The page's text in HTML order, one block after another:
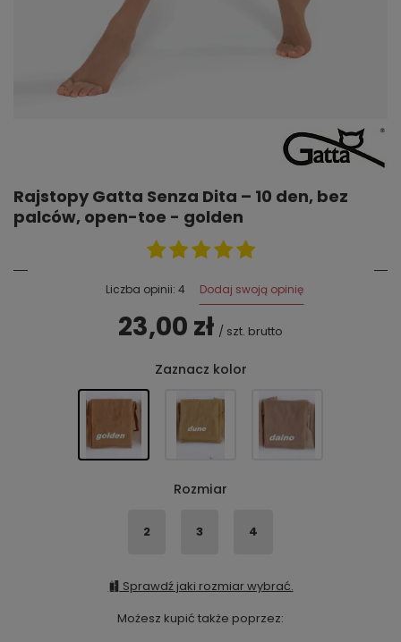
Rajstopy Gatta Senza Dita – 10 den, bez
palców, open-toe - golden
Liczba opinii: 4 Dodaj swoją opinię
23,00 zł / szt. brutto
Zaznacz kolor
Rozmiar
2 3 4
Sprawdź jaki rozmiar wybrać.
Możesz kupić także poprzez: